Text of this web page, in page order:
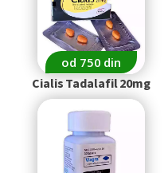
od 750 din
Cialis Tadalafil 20mg